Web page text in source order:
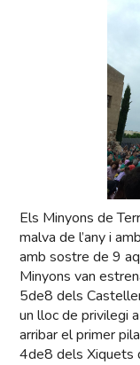
Els Minyons de
malva de l’any i
amb sostre de 9
Minyons van
5de8 dels
un lloc de privilegi
arribar el primer
4de8 dels Xiquets